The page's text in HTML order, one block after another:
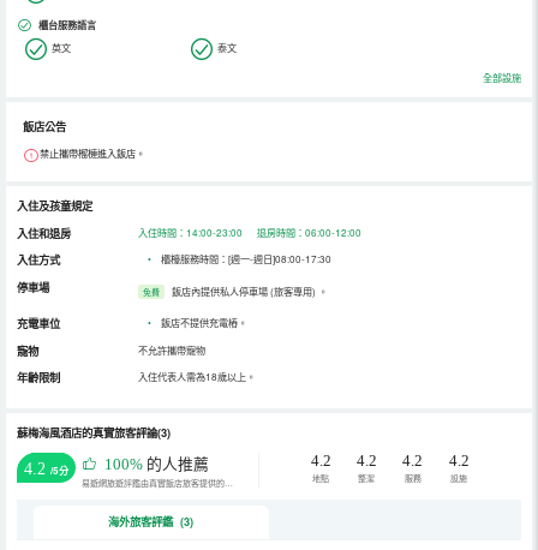
櫃台服務語言
英文 泰文
全部設施
飯店公告
禁止攜帶榴槤進入飯店。
入住及孩童規定
入住和退房
入住時間：14:00-23:00 退房時間：06:00-12:00
入住方式 • 櫃檯服務時間：[週一-週日]08:00-17:30
停車場 免費 飯店內提供私人停車場 (旅客專用) 。
充電車位 • 飯店不提供充電樁。
寵物 不允許攜帶寵物
年齡限制 入住代表人需為18歲以上。
蘇梅海風酒店的真實旅客評論(3)
4.2 /5分 100% 的人推薦
易遊網旅遊評鑑由真實飯店旅客提供的評鑑。
4.2
地點
4.2
整潔
4.2
服務
4.2
設施
海外旅客評鑑 (3)